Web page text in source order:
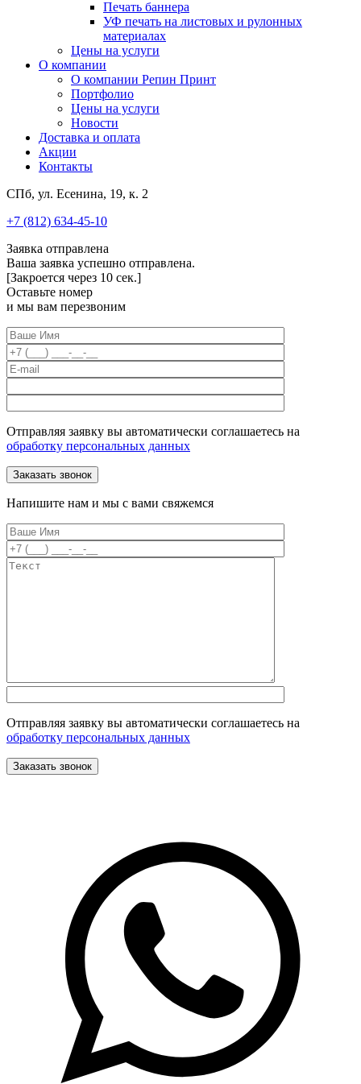
Печать баннера
УФ печать на листовых и рулонных
материалах
Цены на услуги
О компании
О компании Репин Принт
Портфолио
Цены на услуги
Новости
Доставка и оплата
Акции
Контакты
СПб, ул. Есенина, 19, к. 2
+7 (812) 634-45-10
Заявка отправлена
Ваша заявка успешно отправлена.
[Закроется через 10 сек.]
Оставьте номер
и мы вам перезвоним
Отправляя заявку вы автоматически соглашаетесь на
обработку персональных данных
Напишите нам и мы с вами свяжемся
Отправляя заявку вы автоматически соглашаетесь на
обработку персональных данных